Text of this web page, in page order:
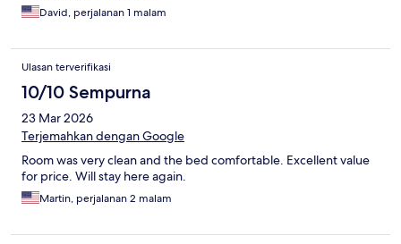
David, perjalanan 1 malam
Ulasan terverifikasi
10/10 Sempurna
23 Mar 2026
Terjemahkan dengan Google
Room was very clean and the bed comfortable. Excellent value
for price. Will stay here again.
Martin, perjalanan 2 malam